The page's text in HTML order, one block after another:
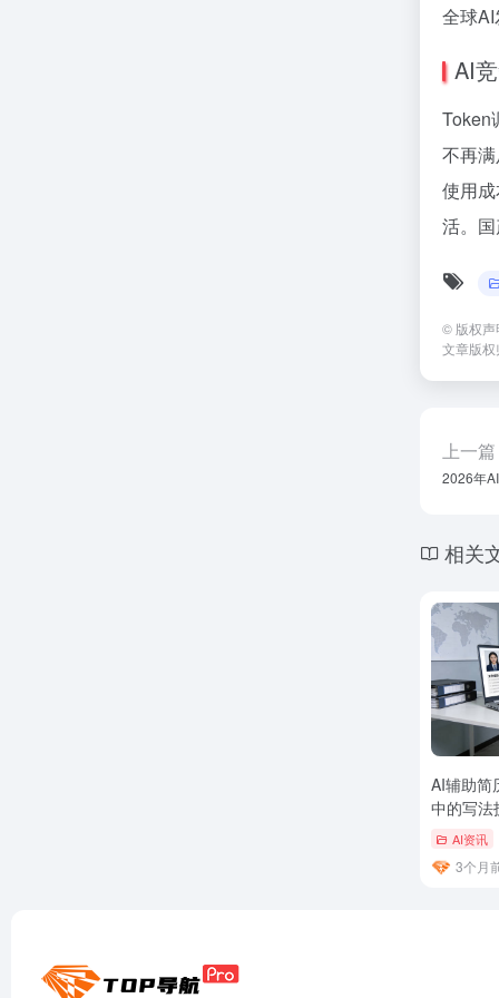
全球
AI
Token
不再
使用
活。
© 版权声
文章版
上一篇
2026年
相关
AI辅助简
中的写法
AI资讯
3个月